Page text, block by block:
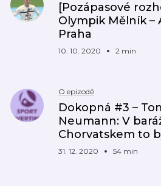
[Pozápasové
Olympik Mělník –
Praha
10. 10. 2020 2 min
O epizodě
Dokopná #3 –
Neumann: V
Chorvatskem to
31. 12. 2020 54 min